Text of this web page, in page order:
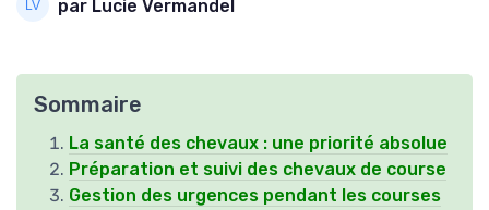
par Lucie Vermandel
Sommaire
La santé des chevaux : une priorité absolue
Préparation et suivi des chevaux de course
Gestion des urgences pendant les courses